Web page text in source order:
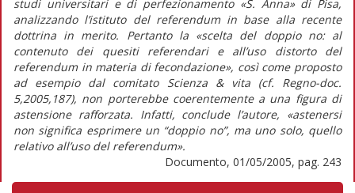
studi universitari e di perfezionamento «S. Anna» di Pisa,
analizzando l’istituto del referendum in base alla recente
dottrina in merito. Pertanto la «scelta del doppio no: al
contenuto dei quesiti referendari e all’uso distorto del
referendum in materia di fecondazione», così come proposto
ad esempio dal comitato Scienza & vita (cf. Regno-doc.
5,2005,187), non porterebbe coerentemente a una figura di
astensione rafforzata. Infatti, conclude l’autore, «astenersi
non significa esprimere un “doppio no”, ma uno solo, quello
relativo all’uso del referendum».
Documento, 01/05/2005, pag. 243